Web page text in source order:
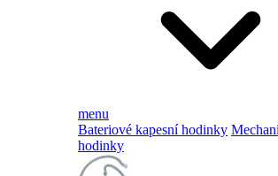
menu
Bateriové kapesní hodinky
hodinky